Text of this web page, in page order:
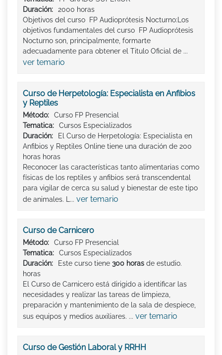
Duración:
2000 horas
Objetivos del curso FP Audioprótesis Nocturno:Los
objetivos fundamentales del curso FP Audioprótesis
Nocturno son, principalmente, formarte
adecuadamente para obtener el Titulo Oficial de ...
ver temario
Curso de Herpetología: Especialista en Anfibios
y Reptiles
Método:
Curso FP Presencial
Tematica:
Cursos Especializados
Duración:
El Curso de Herpetología: Especialista en
Anfibios y Reptiles Online tiene una duración de 200
horas horas
Reconocer las características tanto alimentarias como
físicas de los reptiles y anfibios será transcendental
para vigilar de cerca su salud y bienestar de este tipo
de animales. L... ver temario
Curso de Carnicero
Método:
Curso FP Presencial
Tematica:
Cursos Especializados
Duración:
Este curso tiene 300 horas de estudio.
horas
El Curso de Carnicero está dirigido a identificar las
necesidades y realizar las tareas de limpieza,
preparación y mantenimiento de la sala de despiece,
sus equipos y medios auxiliares. ... ver temario
Curso de Gestión Laboral y RRHH